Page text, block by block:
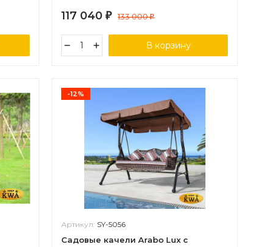
117 040₽ 133 000₽
В корзину
-12%
Артикул: SY-5056
Садовые качели Arabo Lux с